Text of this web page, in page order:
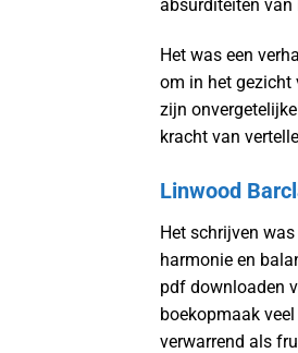
absurditeiten van
Het was een
om in het gezicht
zijn
kracht van
Linwood
Het schrijven
harmonie en
pdf downloaden
boekopmaak
verwarrend als